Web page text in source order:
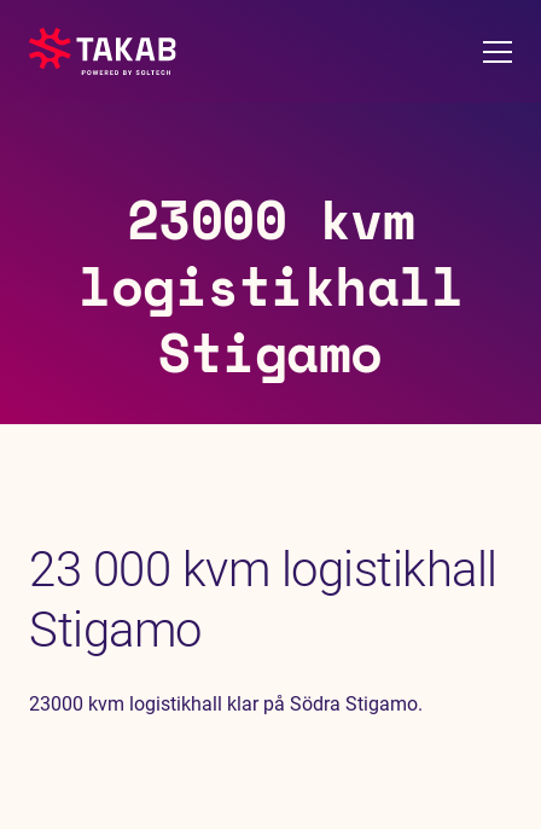
Kontakt
23000 kvm
logistikhall
Stigamo
23 000 kvm logistikhall
Stigamo
23000 kvm logistikhall klar på Södra Stigamo.